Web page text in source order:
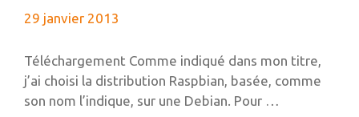
29 janvier 2013
Téléchargement Comme indiqué dans mon titre,
j’ai choisi la distribution Raspbian, basée, comme
son nom l’indique, sur une Debian. Pour …